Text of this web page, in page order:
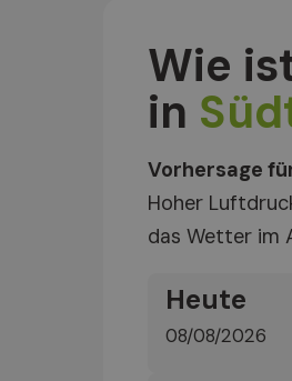
Wie
in
Vorhersage
Hoher
das Wetter im
Heute
08/08/2026